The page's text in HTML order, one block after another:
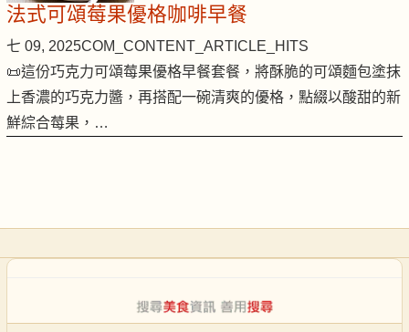
法式可頌莓果優格咖啡早餐
七 09, 2025COM_CONTENT_ARTICLE_HITS
📜這份巧克力可頌莓果優格早餐套餐，將酥脆的可頌麵包塗抹
上香濃的巧克力醬，再搭配一碗清爽的優格，點綴以酸甜的新
鮮綜合莓果，…